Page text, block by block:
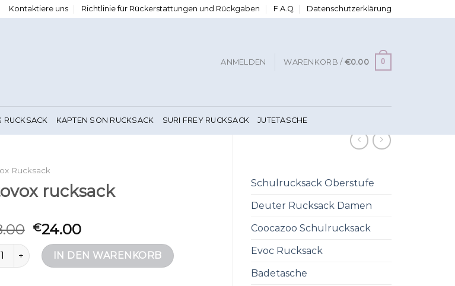
Kontaktiere uns Richtlinie für Rückerstattungen und Rückgaben F.A.Q Datenschutzerklärung
ANMELDEN WARENKORB / €0.00 0
RUCKSACK KAPTEN SON RUCKSACK SURI FREY RUCKSACK JUTETASCHE
Schulrucksack Oberstufe
Deuter Rucksack Damen
Coocazoo Schulrucksack
Evoc Rucksack
Badetasche
Rucksack
rucksack
€24.00
rucksack MengeIN DEN WARENKORB